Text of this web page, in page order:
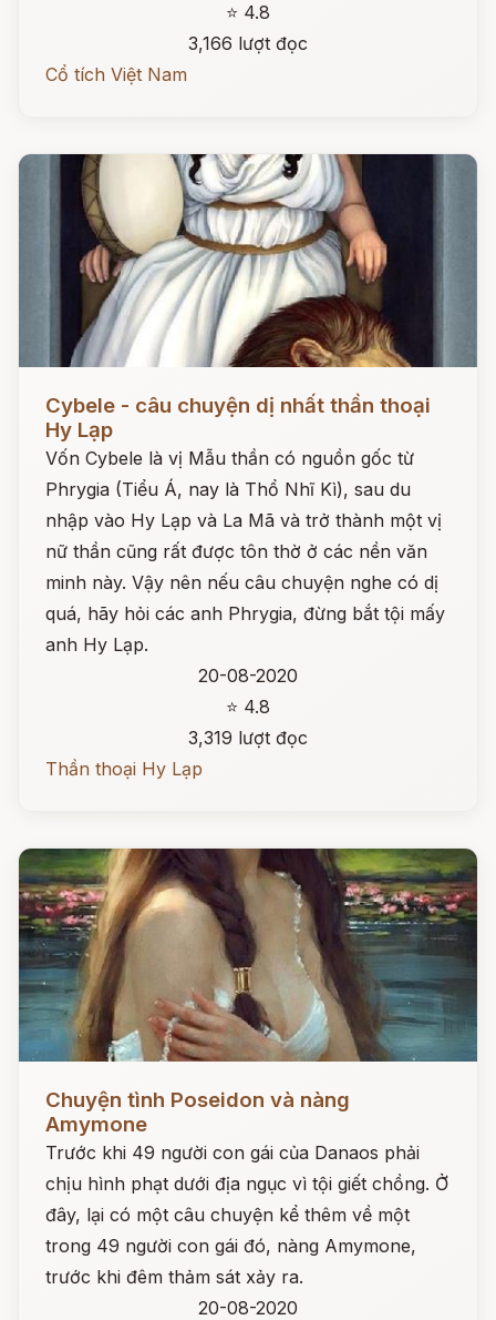
⭐ 4.8
3,166 lượt đọc
Cổ tích Việt Nam
Cybele - câu chuyện dị nhất thần thoại
Hy Lạp
Vốn Cybele là vị Mẫu thần có nguồn gốc từ
Phrygia (Tiểu Á, nay là Thổ Nhĩ Kì), sau du
nhập vào Hy Lạp và La Mã và trở thành một vị
nữ thần cũng rất được tôn thờ ở các nền văn
minh này. Vậy nên nếu câu chuyện nghe có dị
quá, hãy hỏi các anh Phrygia, đừng bắt tội mấy
anh Hy Lạp.
20-08-2020
⭐ 4.8
3,319 lượt đọc
Thần thoại Hy Lạp
Chuyện tình Poseidon và nàng
Amymone
Trước khi 49 người con gái của Danaos phải
chịu hình phạt dưới địa ngục vì tội giết chồng. Ở
đây, lại có một câu chuyện kể thêm về một
trong 49 người con gái đó, nàng Amymone,
trước khi đêm thảm sát xảy ra.
20-08-2020